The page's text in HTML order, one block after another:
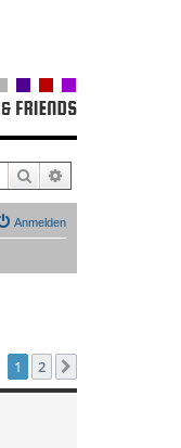
Suche
Anmelden
1 2